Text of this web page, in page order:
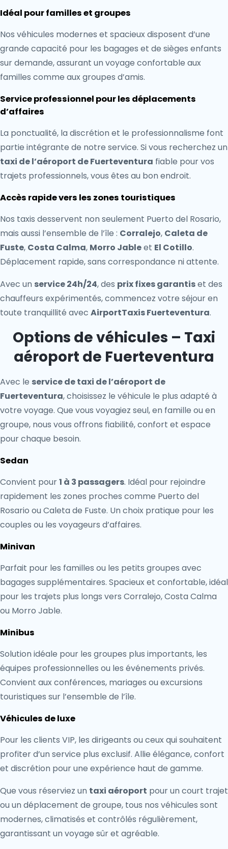
Idéal pour familles et groupes
Nos véhicules modernes et spacieux disposent d’une
grande capacité pour les bagages et de sièges enfants
sur demande, assurant un voyage confortable aux
familles comme aux groupes d’amis.
Service professionnel pour les déplacements
d’affaires
La ponctualité, la discrétion et le professionnalisme font
partie intégrante de notre service. Si vous recherchez un
taxi de l’aéroport de Fuerteventura fiable pour vos
trajets professionnels, vous êtes au bon endroit.
Accès rapide vers les zones touristiques
Nos taxis desservent non seulement Puerto del Rosario,
mais aussi l’ensemble de l’île : Corralejo, Caleta de
Fuste, Costa Calma, Morro Jableet El Cotillo.
Déplacement rapide, sans correspondance ni attente.
Avec un service 24h/24, des prix fixes garantiset des
chauffeurs expérimentés, commencez votre séjour en
toute tranquillité avec AirportTaxis Fuerteventura.
Options de véhicules – Taxi
aéroport de Fuerteventura
Avec le service de taxi de l’aéroport de
Fuerteventura, choisissez le véhicule le plus adapté à
votre voyage. Que vous voyagiez seul, en famille ou en
groupe, nous vous offrons fiabilité, confort et espace
pour chaque besoin.
Sedan
Convient pour1 à 3 passagers. Idéal pour rejoindre
rapidement les zones proches comme Puerto del
Rosario ou Caleta de Fuste. Un choix pratique pour les
couples ou les voyageurs d’affaires.
Minivan
Parfait pour les familles ou les petits groupes avec
bagages supplémentaires. Spacieux et confortable, idéal
pour les trajets plus longs vers Corralejo, Costa Calma
ou Morro Jable.
Minibus
Solution idéale pour les groupes plus importants, les
équipes professionnelles ou les événements privés.
Convient aux conférences, mariages ou excursions
touristiques sur l’ensemble de l’île.
Véhicules de luxe
Pour les clients VIP, les dirigeants ou ceux qui souhaitent
profiter d’un service plus exclusif. Allie élégance, confort
et discrétion pour une expérience haut de gamme.
Que vous réserviez un taxi aéroport pour un court trajet
ou un déplacement de groupe, tous nos véhicules sont
modernes, climatisés et contrôlés régulièrement,
garantissant un voyage sûr et agréable.